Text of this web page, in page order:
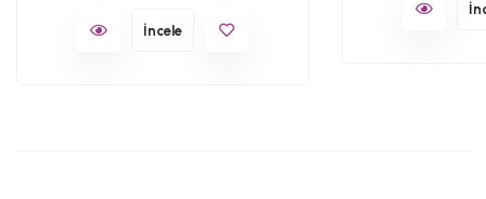
İncele